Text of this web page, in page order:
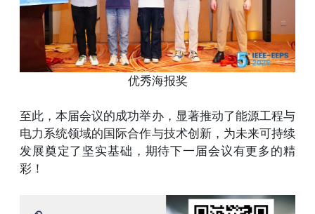
优秀海报奖
至此，本届会议的成功举办，显著推动了能源工程与
电力系统领域的国际合作与技术创新，为未来可持续
发展奠定了坚实基础，期待下一届会议有更多的精
彩！